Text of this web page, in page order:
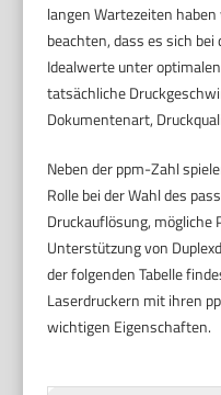
langen Wartezeiten
beachten, dass es sich
Idealwerte unter
tatsächliche
Dokumentenart,
Neben der ppm-Zahl
Rolle bei der Wahl des
Druckauflösung, mögliche
Unterstützung von
der folgenden Tabelle
Laserdruckern mit ihren
wichtigen Eigenschaften.